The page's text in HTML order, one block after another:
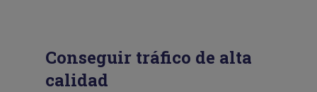
Conseguir tráfico de alta
calidad